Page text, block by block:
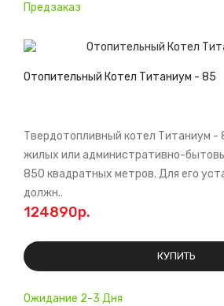
Предзаказ
Ожидание 2-3 Дня
Отопительный Котел Титаниум - 85
Твердотопливный котел Титаниум -
жилых или административно-
850 квадратных метров. Для его
должн..
124890р.
КУПИТЬ